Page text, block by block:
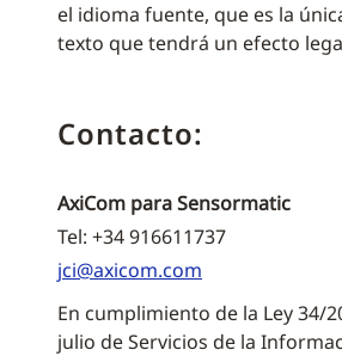
el idioma fuente, que es la
texto que tendrá un efecto
Contacto:
AxiCom para Sensormatic
Tel: +34 916611737
jci@axicom.com
En cumplimiento de la Ley 34/
julio de Servicios de la